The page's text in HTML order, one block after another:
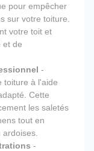
pour empêcher
sur votre toiture.
votre toit et
et de
-
toiture à l'aide
Cette
les saletés
tout en
-